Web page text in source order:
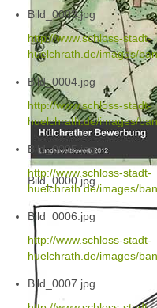
Bild_0000.jpg
Bild_0003.jpg
http://www.schloss-stadt-
huelchrath.de/images/
Bild_0004.jpg
http://www.schloss-stadt-
huelchrath.de/images/
Bild_0005.jpg
http://www.schloss-stadt-
huelchrath.de/images/
Bild_0006.jpg
http://www.schloss-stadt-
huelchrath.de/images/
Bild_0007.jpg